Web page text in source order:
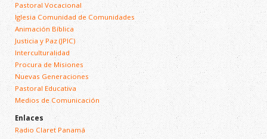
Pastoral Vocacional
Iglesia Comunidad de Comunidades
Animación Bíblica
Justicia y Paz (JPIC)
Interculturalidad
Procura de Misiones
Nuevas Generaciones
Pastoral Educativa
Medios de Comunicación
Enlaces
Radio Claret Panamá